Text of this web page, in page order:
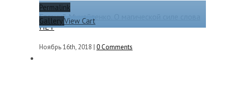
Permalink
GalleryView Cart
Евгений Михайленко. О магической силе слова
НЕТ
Ноябрь 16th, 2018 | 0 Comments